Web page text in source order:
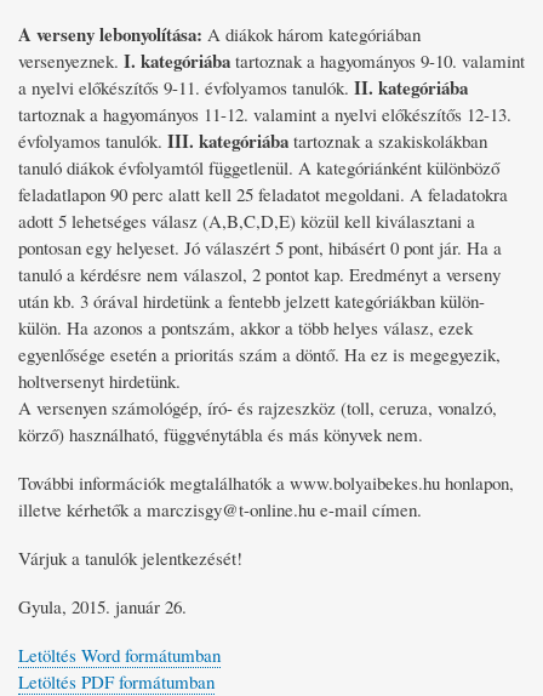
A verseny lebonyolítása: A diákok három kategóriában
versenyeznek. I. kategóriába tartoznak a hagyományos 9-10. valamint
a nyelvi előkészítős 9-11. évfolyamos tanulók. II. kategóriába
tartoznak a hagyományos 11-12. valamint a nyelvi előkészítős 12-13.
évfolyamos tanulók. III. kategóriába tartoznak a szakiskolákban
tanuló diákok évfolyamtól függetlenül. A kategóriánként különböző
feladatlapon 90 perc alatt kell 25 feladatot megoldani. A feladatokra
adott 5 lehetséges válasz (A,B,C,D,E) közül kell kiválasztani a
pontosan egy helyeset. Jó válaszért 5 pont, hibásért 0 pont jár. Ha a
tanuló a kérdésre nem válaszol, 2 pontot kap. Eredményt a verseny
után kb. 3 órával hirdetünk a fentebb jelzett kategóriákban külön-
külön. Ha azonos a pontszám, akkor a több helyes válasz, ezek
egyenlősége esetén a prioritás szám a döntő. Ha ez is megegyezik,
holtversenyt hirdetünk.
A versenyen számológép, író- és rajzeszköz (toll, ceruza, vonalzó,
körző) használható, függvénytábla és más könyvek nem.
További információk megtalálhatók a www.bolyaibekes.hu honlapon,
illetve kérhetők a marczisgy@t-online.hu e-mail címen.
Várjuk a tanulók jelentkezését!
Gyula, 2015. január 26.
Letöltés Word formátumban
Letöltés PDF formátumban